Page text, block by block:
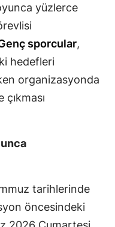
yüzlerce
sporcular,
hedefleri
organizasyonda
tarihlerinde
öncesindeki